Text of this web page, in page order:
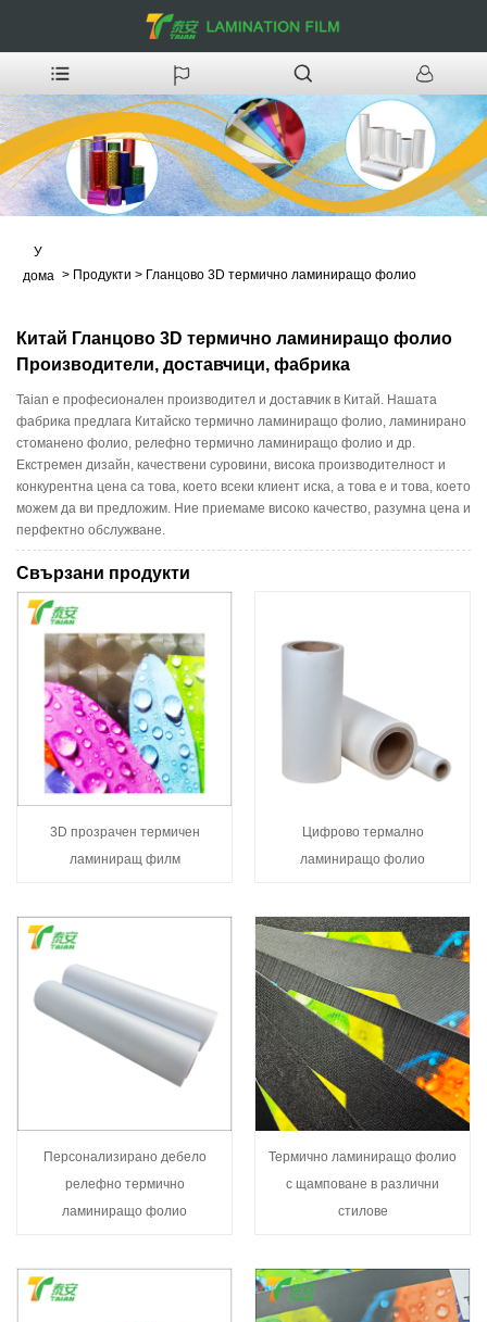
У
дома > Продукти > Гланцово 3D термично ламиниращо фолио
Китай Гланцово 3D термично ламиниращо фолио
Производители, доставчици, фабрика
Taian е професионален производител и доставчик в Китай. Нашата
фабрика предлага Китайско термично ламиниращо фолио, ламинирано
стоманено фолио, релефно термично ламиниращо фолио и др.
Екстремен дизайн, качествени суровини, висока производителност и
конкурентна цена са това, което всеки клиент иска, а това е и това, което
можем да ви предложим. Ние приемаме високо качество, разумна цена и
перфектно обслужване.
Свързани продукти
3D прозрачен термичен
ламиниращ филм
Цифрово термално
ламиниращо фолио
Персонализирано дебело
релефно термично
ламиниращо фолио
Термично ламиниращо фолио
с щамповане в различни
стилове